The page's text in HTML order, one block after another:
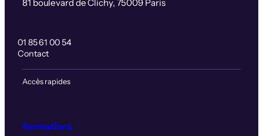
81 boulevard de Clichy, 75009 Paris
01 85 61 00 54
Contact
Accès rapides
Formations